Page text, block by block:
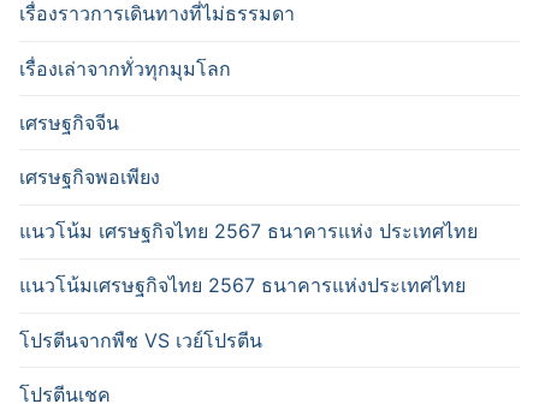
เรื่องราวการเดินทางที่ไม่ธรรมดา
เรื่องเล่าจากทั่วทุกมุมโลก
เศรษฐกิจจีน
เศรษฐกิจพอเพียง
แนวโน้ม เศรษฐกิจไทย 2567 ธนาคารแห่ง ประเทศไทย
แนวโน้มเศรษฐกิจไทย 2567 ธนาคารแห่งประเทศไทย
โปรตีนจากพืช VS เวย์โปรตีน
โปรตีนเชค